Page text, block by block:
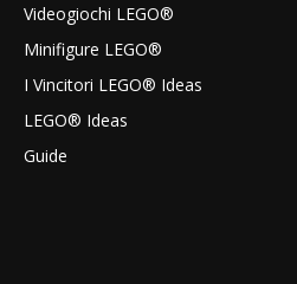
Videogiochi LEGO®
Minifigure LEGO®
I Vincitori LEGO® Ideas
LEGO® Ideas
Guide